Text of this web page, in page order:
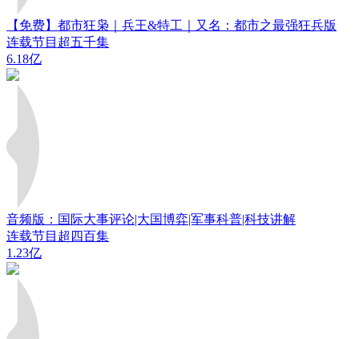
【免费】都市狂枭｜兵王&特工｜又名：都市之最强狂兵版
连载节目超五千集
6.18亿
音频版：国际大事评论|大国博弈|军事科普|科技讲解
连载节目超四百集
1.23亿